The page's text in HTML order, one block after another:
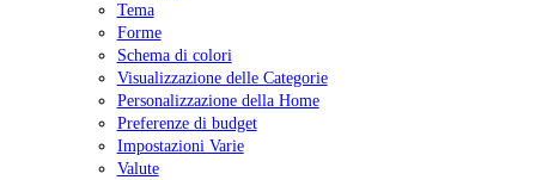
Tema
Forme
Schema di colori
Visualizzazione delle Categorie
Personalizzazione della Home
Preferenze di budget
Impostazioni Varie
Valute